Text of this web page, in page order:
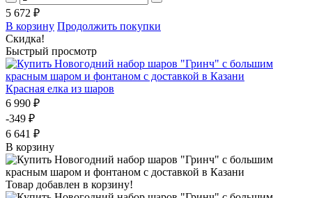
5 672 ₽
В корзину Продолжить покупки
Скидка!
Быстрый просмотр
Красная елка из шаров
6 990 ₽
-349 ₽
6 641 ₽
В корзину
Товар добавлен в корзину!